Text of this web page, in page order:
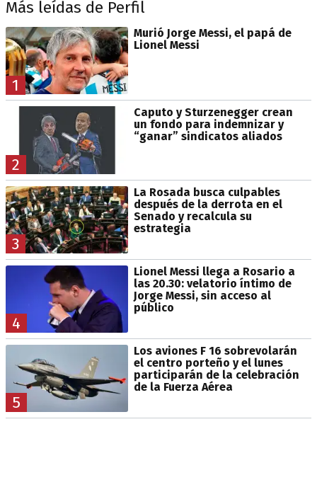
Más leídas de Perfil
1
Murió Jorge Messi, el papá de
Lionel Messi
2
Caputo y Sturzenegger crean
un fondo para indemnizar y
“ganar” sindicatos aliados
3
La Rosada busca culpables
después de la derrota en el
Senado y recalcula su
estrategia
4
Lionel Messi llega a Rosario a
las 20.30: velatorio íntimo de
Jorge Messi, sin acceso al
público
5
Los aviones F 16 sobrevolarán
el centro porteño y el lunes
participarán de la celebración
de la Fuerza Aérea